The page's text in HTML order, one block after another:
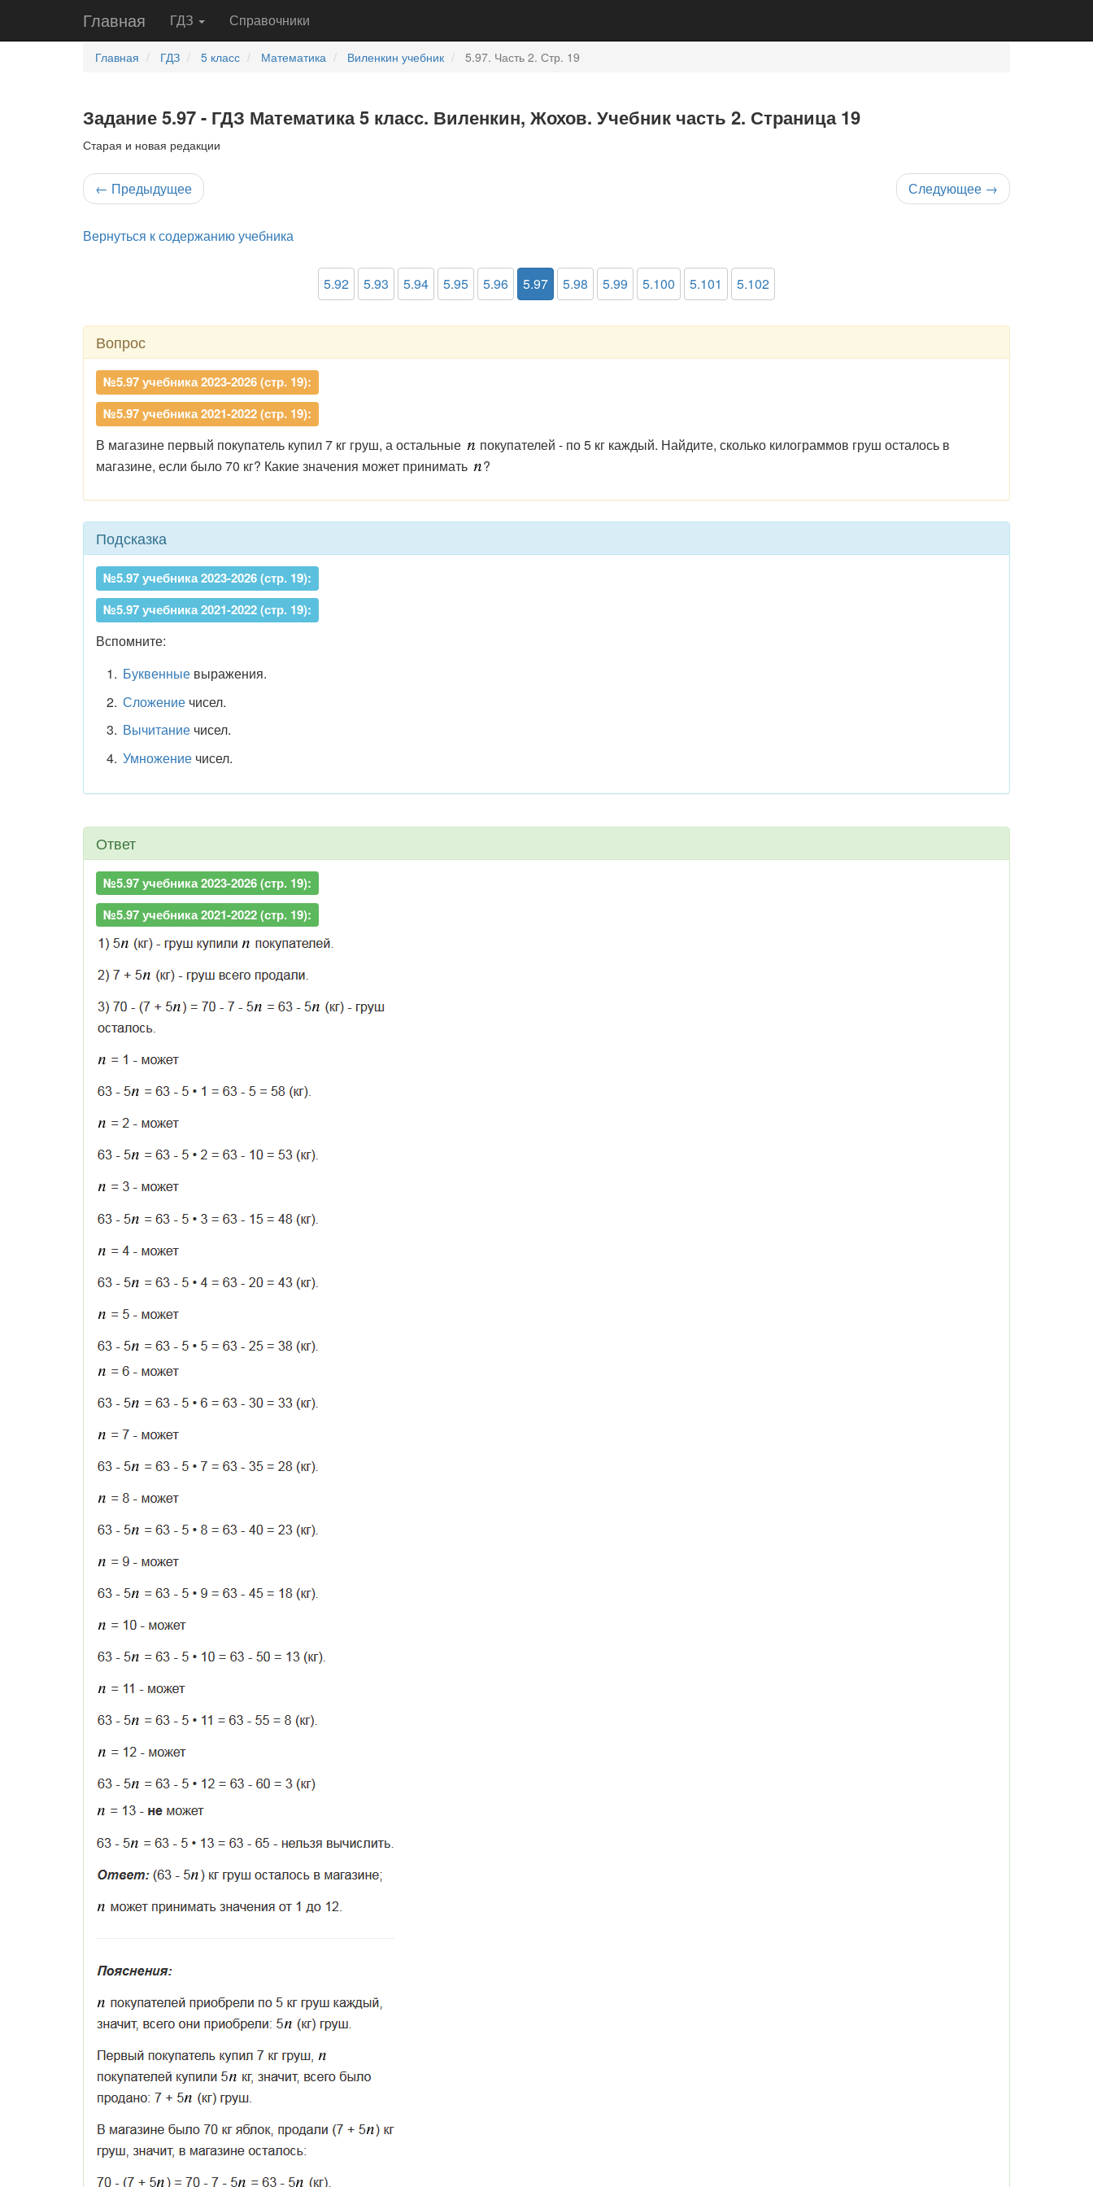
Главная ГДЗ Справочники
Главная ГДЗ 5 класс Математика Виленкин учебник 5.97. Часть 2. Стр. 19
Задание 5.97 - ГДЗ Математика 5 класс. Виленкин, Жохов. Учебник часть 2. Страница 19
Старая и новая редакции
← Предыдущее Следующее →
Вернуться к содержанию учебника
5.92 5.93 5.94 5.95 5.96 5.97 5.98 5.99 5.100 5.101 5.102
Вопрос
№5.97 учебника 2023-2026 (стр. 19):
№5.97 учебника 2021-2022 (стр. 19):
В магазине первый покупатель купил 7 кг груш, а остальные
покупателей - по 5 кг каждый. Найдите, сколько килограммов груш осталось в
магазине, если было 70 кг? Какие значения может принимать
?
Подсказка
№5.97 учебника 2023-2026 (стр. 19):
№5.97 учебника 2021-2022 (стр. 19):
Вспомните:
Буквенныевыражения.
Сложениечисел.
Вычитаниечисел.
Умножениечисел.
Ответ
№5.97 учебника 2023-2026 (стр. 19):
№5.97 учебника 2021-2022 (стр. 19):